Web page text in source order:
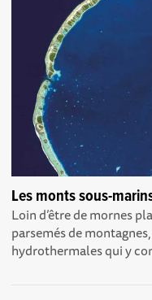
Les monts sous-
Loin d’être de mornes
parsemés de
hydrothermales qui y